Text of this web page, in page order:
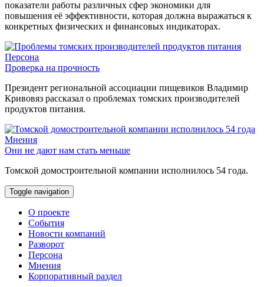
показатели работы различных сфер экономики для
повышения её эффективности, которая должна выражаться к
конкретных физических и финансовых индикаторах.
Персона
Проверка на прочность
Президент региональной ассоциации пищевиков Владимир
Кривовяз рассказал о проблемах томских производителей
продуктов питания.
Мнения
Они не дают нам стать меньше
Томской домостроительной компании исполнилось 54 года.
Toggle navigation
О проекте
События
Новости компаний
Разворот
Персона
Мнения
Корпоративный раздел